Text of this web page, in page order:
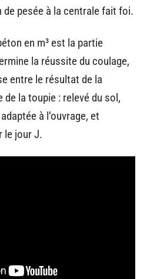
de pesée à la centrale fait foi.
en m³ est la partie
la réussite du coulage,
entre le résultat de la
la toupie : relevé du sol,
à l’ouvrage, et
le jour J.